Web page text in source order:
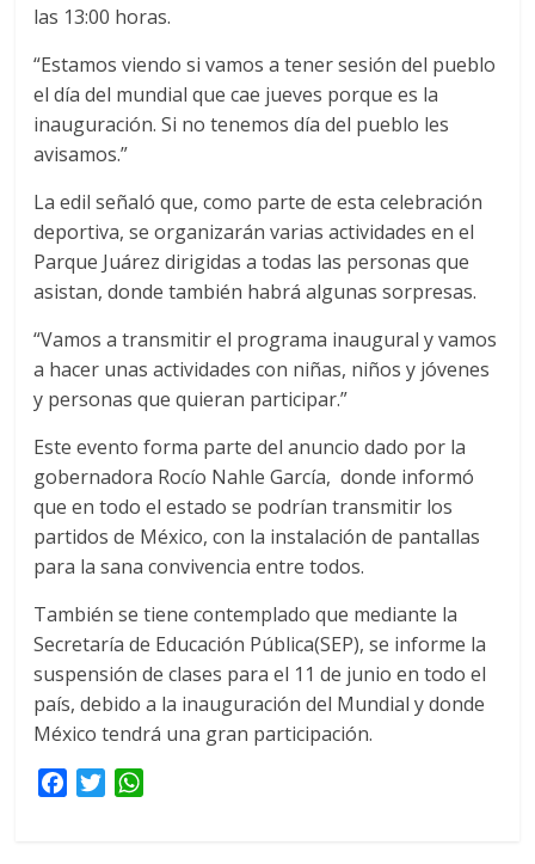
las 13:00 horas.
“Estamos viendo si vamos a tener sesión del pueblo
el día del mundial que cae jueves porque es la
inauguración. Si no tenemos día del pueblo les
avisamos.”
La edil señaló que, como parte de esta celebración
deportiva, se organizarán varias actividades en el
Parque Juárez dirigidas a todas las personas que
asistan, donde también habrá algunas sorpresas.
“Vamos a transmitir el programa inaugural y vamos
a hacer unas actividades con niñas, niños y jóvenes
y personas que quieran participar.”
Este evento forma parte del anuncio dado por la
gobernadora Rocío Nahle García, donde informó
que en todo el estado se podrían transmitir los
partidos de México, con la instalación de pantallas
para la sana convivencia entre todos.
También se tiene contemplado que mediante la
Secretaría de Educación Pública(SEP), se informe la
suspensión de clases para el 11 de junio en todo el
país, debido a la inauguración del Mundial y donde
México tendrá una gran participación.
T